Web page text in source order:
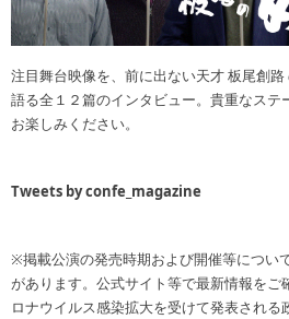
注目舞台映像を、前に出ない天才 板尾創
語る全１２篇のインタビュー。貴重なステ
お楽しみください。
Tweets by confe_magazine
※掲載公演の発売時期および開催等につい
があります。公式サイト等で最新情報をご
ロナウイルス感染拡大を受けて発表され